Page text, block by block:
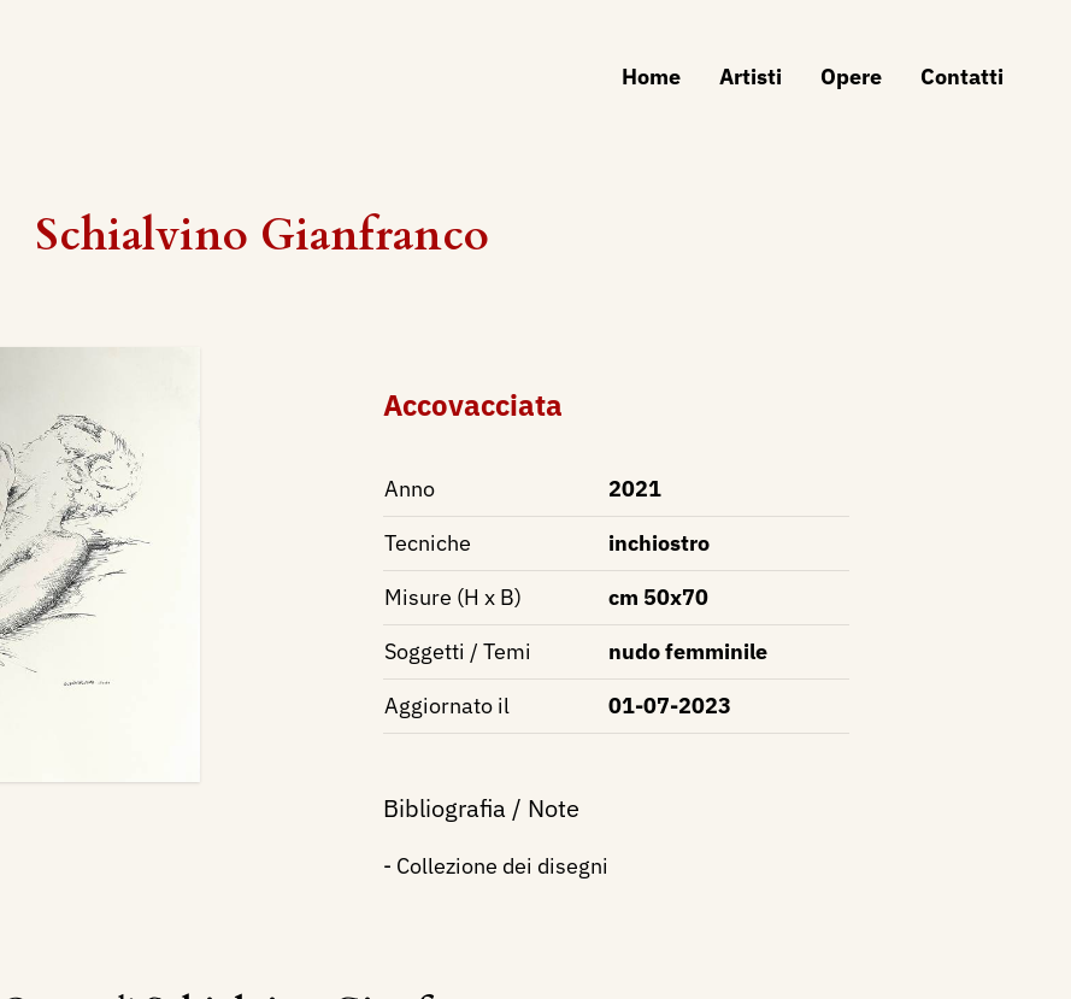
Home Artisti Opere Contatti
Schialvino ​Gianfranco
Accovacciata
Anno
2021
Tecniche
inchiostro
Misure (H x B)
cm 50x70
Soggetti / Temi
nudo femminile
Aggiornato il
01-07-2023
Bibliografia / Note
- Collezione dei disegni